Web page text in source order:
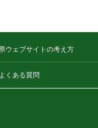
ウェブサイトの考え方
くある質問